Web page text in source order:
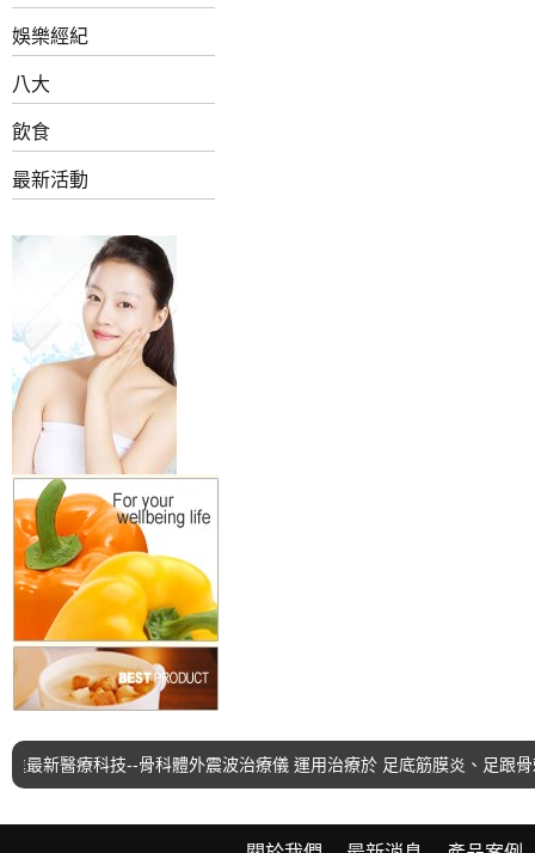
娛樂經紀
八大
飲食
最新活動
醫療科技--骨科體外震波治療儀 運用治療於 足底筋膜炎、足跟骨